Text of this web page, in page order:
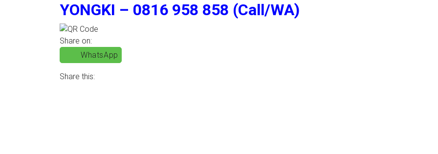
YONGKI – 0816 958 858 (Call/WA)
Share on:
WhatsApp
Share this: